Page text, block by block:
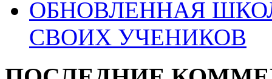
ОБНОВЛЕННАЯ
СВОИХ УЧЕНИКОВ